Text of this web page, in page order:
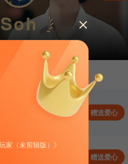
Soh
07 TOP1
7月
112.3K 赠送爱心
赠送爱心
家（未剪辑版）》